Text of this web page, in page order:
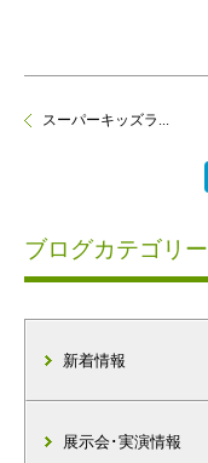
スーパーキッズラ...
ブログカテゴリー
新着情報
展示会･実演情報